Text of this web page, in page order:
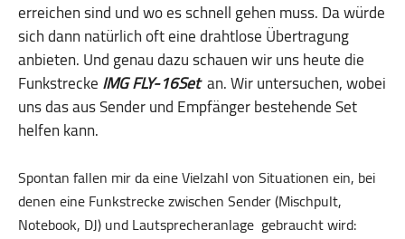
erreichen sind und wo es schnell gehen muss. Da würde
sich dann natürlich oft eine drahtlose Übertragung
anbieten. Und genau dazu schauen wir uns heute die
FunkstreckeIMG FLY-16Setan. Wir untersuchen, wobei
uns das aus Sender und Empfänger bestehende Set
helfen kann.
Spontan fallen mir da eine Vielzahl von Situationen ein, bei
denen eine Funkstrecke zwischen Sender (Mischpult,
Notebook, DJ) und Lautsprecheranlage gebraucht wird: